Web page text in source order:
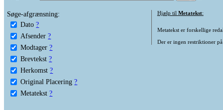
Søge-afgrænsning:
Dato ?
Afsender ?
Modtager ?
Brevtekst ?
Herkomst ?
Original Placering ?
Metatekst ?
Hjælp til Metatekst:
Metatekst er forskellige
Der er ingen restriktioner